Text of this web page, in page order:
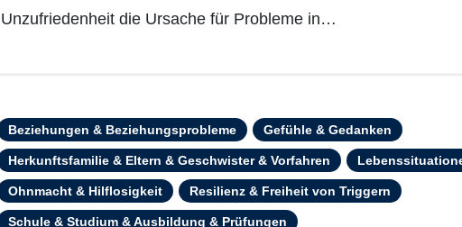
Unzufriedenheit die Ursache für Probleme in…
Beziehungen & Beziehungsprobleme Gefühle & Gedanken
Herkunftsfamilie & Eltern & Geschwister & Vorfahren
Ohnmacht & Hilflosigkeit Resilienz & Freiheit von Triggern
Schule & Studium & Ausbildung & Prüfungen